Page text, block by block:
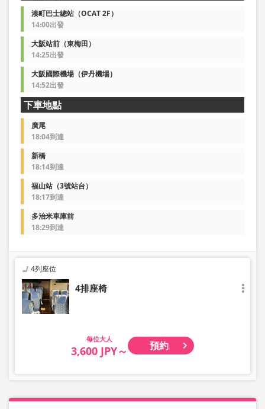
湊町巴士總站（OCAT 2F）
14:00出發
大阪站前（東梅田）
14:25出發
大阪國際機場（伊丹機場）
14:52出發
下車地點
廣尾
18:04到達
新橋
18:14到達
福山站（3號站台）
18:17到達
多治米車庫前
18:29到達
4列座位
4排座椅
大人
3,600 JPY～ 預約